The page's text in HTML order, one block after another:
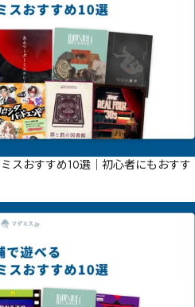
スおすすめ10選｜初心者にもおすす